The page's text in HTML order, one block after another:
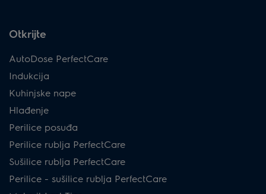
Otkrijte
AutoDose PerfectCare
Indukcija
Kuhinjske nape
Hlađenje
Perilice posuđa
Perilice rublja PerfectCare
Sušilice rublja PerfectCare
Perilice - sušilice rublja PerfectCare